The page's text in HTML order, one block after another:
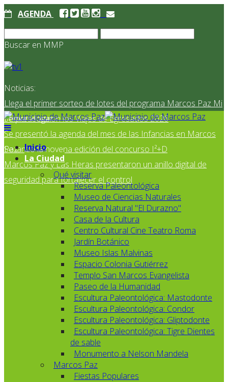
AGENDA
Buscar en MMP
Noticias:
Llega el primer sorteo de lotes del programa Marcos Paz Mi
Primer Hogar
Se presentaron los Viajes de Egresados 2026
Se presentó la agenda del mes de las Infancias en Marcos
Paz
Se lanzó la novena edición del concurso I²+D
Marcos Paz y Las Heras presentaron un anillo digital de
seguridad para fortalecer el control
Inicio
La Ciudad
Qué visitar
Reserva Paleontológica
Museo de Ciencias Naturales
Reserva Natural "El Durazno"
Casa de la Cultura
Centro Cultural Cine Teatro Roma
Jardín Botánico
Museo Islas Malvinas
Espacio Colonia Gutiérrez
Templo San Marcos Evangelista
Paseo de la Humanidad
Escultura Paleontológica: Mastodonte
Escultura Paleontológica: Condor
Escultura Paleontológica: Gliptodonte
Escultura Paleontológica: Tigre Dientes
de sable
Monumento a Nelson Mandela
Marcos Paz
Fiestas Populares